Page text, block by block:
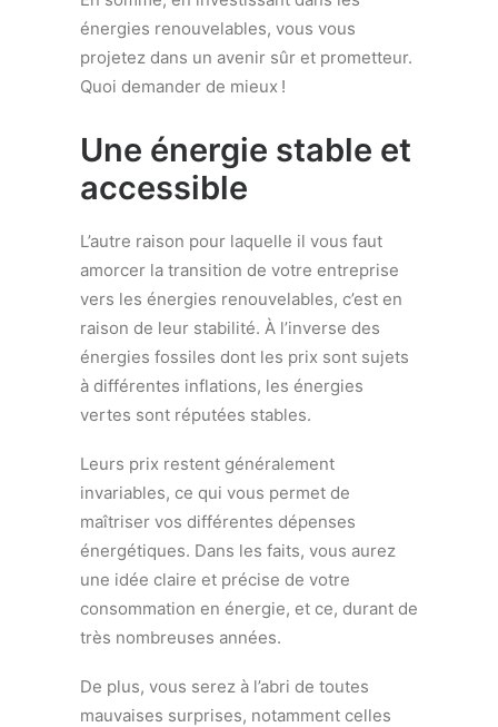
énergies renouvelables, vous vous
projetez dans un avenir sûr et prometteur.
Quoi demander de mieux !
Une énergie stable et
accessible
L’autre raison pour laquelle il vous faut
amorcer la transition de votre entreprise
vers les énergies renouvelables, c’est en
raison de leur stabilité. À l’inverse des
énergies fossiles dont les prix sont sujets
à différentes inflations, les énergies
vertes sont réputées stables.
Leurs prix restent généralement
invariables, ce qui vous permet de
maîtriser vos différentes dépenses
énergétiques. Dans les faits, vous aurez
une idée claire et précise de votre
consommation en énergie, et ce, durant de
très nombreuses années.
De plus, vous serez à l’abri de toutes
mauvaises surprises, notamment celles